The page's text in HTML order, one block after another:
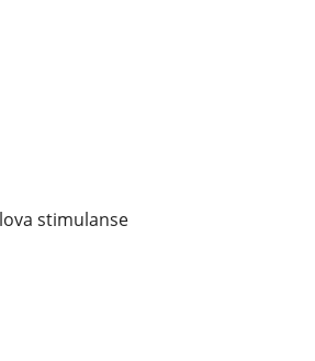
stimulanse